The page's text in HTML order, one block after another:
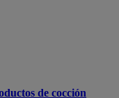
de cocción